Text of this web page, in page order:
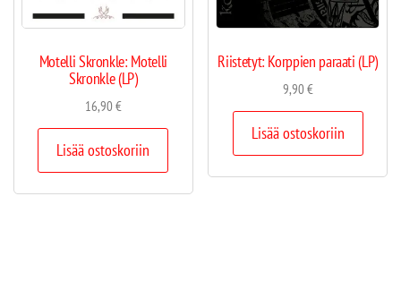
Motelli Skronkle: Motelli
Skronkle (LP)
16,90€
Lisää ostoskoriin
Riistetyt: Korppien paraati (LP)
9,90€
Lisää ostoskoriin